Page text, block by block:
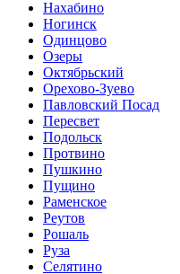
Нахабино
Ногинск
Одинцово
Озеры
Октябрьский
Орехово-Зуево
Павловский Посад
Пересвет
Подольск
Протвино
Пушкино
Пущино
Раменское
Реутов
Рошаль
Руза
Селятино